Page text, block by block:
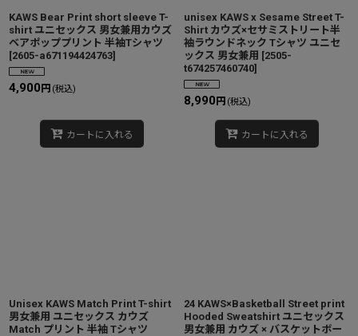
KAWS Bear Print short sleeve T-
shirt ユニセックス 男女兼用カウズ
ベアポッププリント 半袖Tシャツ
[2605-a671194424763]
4,900 円 (税込)
カートに入れる
unisex KAWS x Sesame Street T-
Shirt カウズ×セサミストリート半
袖ラウンドネック Tシャツ ユニセ
ックス 男女兼用 [2505-
t674257460740]
8,990 円 (税込)
カートに入れる
Unisex KAWS Match Print T-shirt
男女兼用 ユニセックス カウズ
Match プリント 半袖 Tシャツ
24 KAWS×Basketball Street print
Hooded Sweatshirt ユニセックス
男女兼用 カウズ × バスケットボー